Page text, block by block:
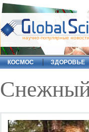
научно-популярные
КОСМОС ЗДОРОВЬЕ
Снежный